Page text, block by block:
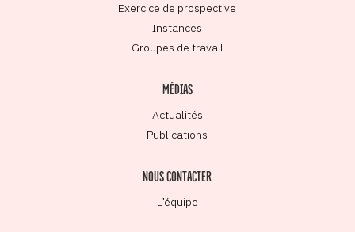
Exercice de prospective
Instances
Groupes de travail
MÉDIAS
Actualités
Publications
NOUS CONTACTER
L’équipe